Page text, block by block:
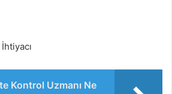
Kontrol Uzmanı Ne